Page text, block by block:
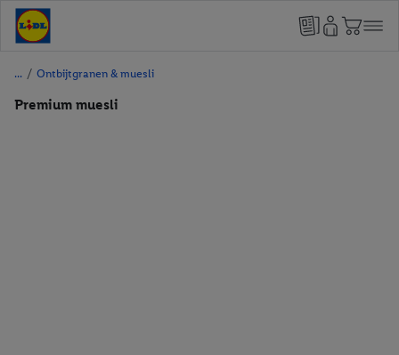
/ Ontbijtgranen & muesli
Premium muesli